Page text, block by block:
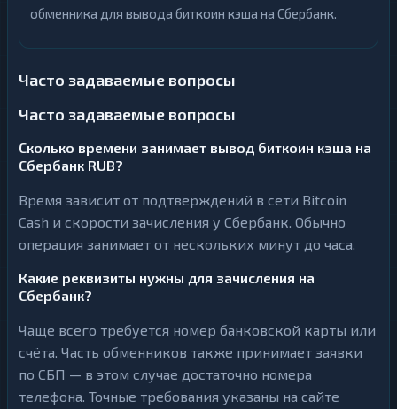
обменника для вывода биткоин кэша на Сбербанк.
Часто задаваемые вопросы
Часто задаваемые вопросы
Сколько времени занимает вывод биткоин кэша на
Сбербанк RUB?
Время зависит от подтверждений в сети Bitcoin
Cash и скорости зачисления у Сбербанк. Обычно
операция занимает от нескольких минут до часа.
Какие реквизиты нужны для зачисления на
Сбербанк?
Чаще всего требуется номер банковской карты или
счёта. Часть обменников также принимает заявки
по СБП — в этом случае достаточно номера
телефона. Точные требования указаны на сайте